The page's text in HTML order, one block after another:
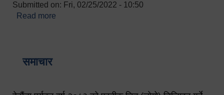
Submitted on: Fri, 02/25/2022 - 10:50
Read more
समाचार